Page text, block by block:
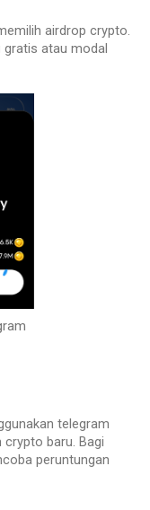
airdrop crypto.
gratis atau modal
telegram
baru. Bagi
peruntungan